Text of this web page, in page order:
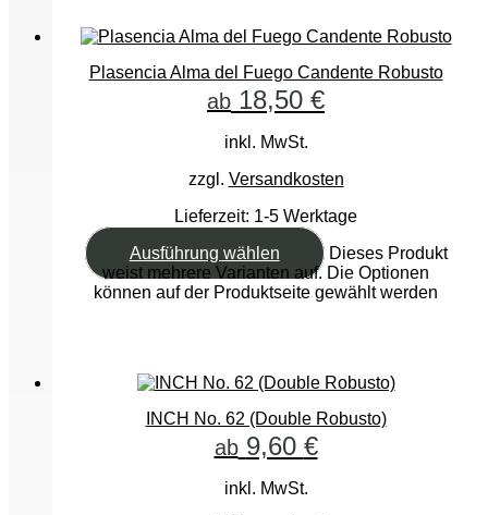
Plasencia Alma del Fuego Candente Robusto
ab 18,50 €
inkl. MwSt.
zzgl. Versandkosten
Lieferzeit: 1-5 Werktage
Ausführung wählen
Dieses Produkt
weist mehrere Varianten auf. Die Optionen
können auf der Produktseite gewählt werden
INCH No. 62 (Double Robusto)
ab 9,60 €
inkl. MwSt.